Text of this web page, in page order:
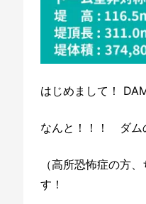
はじめまして！
なんと！！！ ダム
（高所恐怖症の方
す！